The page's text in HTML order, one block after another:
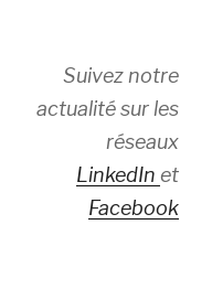
Suivez notre
actualité sur les
réseaux
LinkedIn et
Facebook